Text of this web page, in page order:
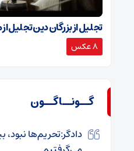
تجلیل از بزرگان دین تجلیل
8 عکس
گــونــاگــون